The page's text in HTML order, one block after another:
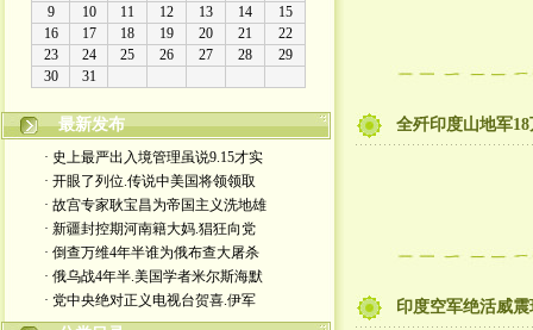
最新发布
· 史上最严出入境管理虽说9.15才实
· 开眼了列位.传说中美国将领领取
· 故宫专家耿宝昌为帝国主义洗地雄
· 新疆封控期河南籍大妈.猖狂向党
· 倒查万维4年半谁为俄布查大屠杀
· 俄乌战4年半.美国学者米尔斯海默
· 党中央绝对正义电视台贺喜.伊军
全歼印度山地军
印度空军绝活威